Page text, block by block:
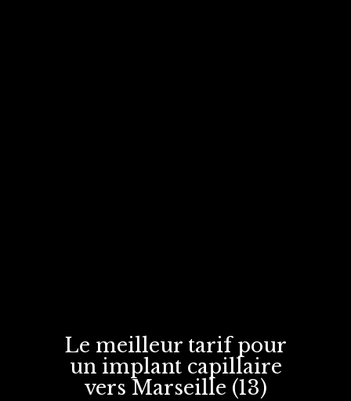
Le meilleur tarifpour
un implant capillaire
vers Marseille (13)